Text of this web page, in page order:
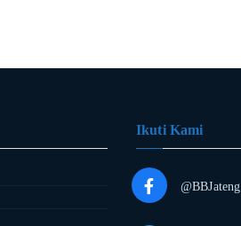
Ikuti Kami
@BBJateng